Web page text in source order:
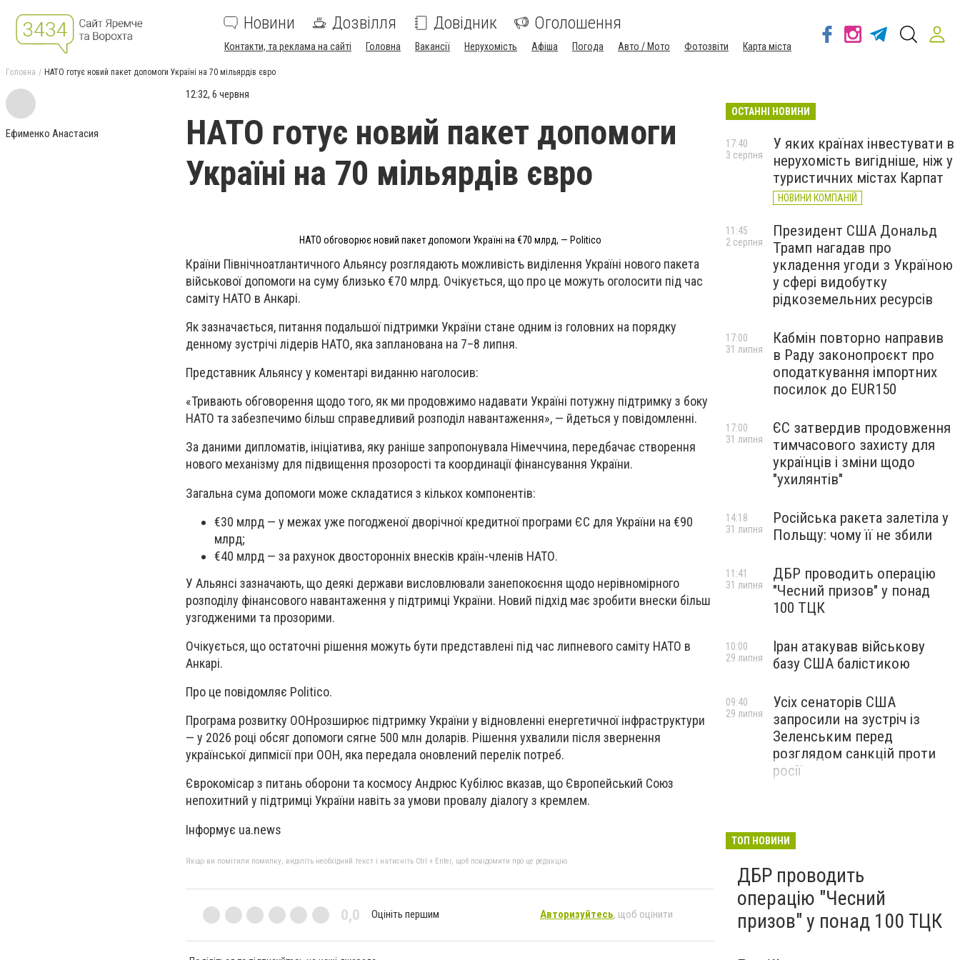
Новини Дозвілля Довідник Оголошення
Контакти, та реклама на сайті Головна Вакансії Нерухомість Афіша Погода Авто / Мото Фотозвіти Карта міста
Головна НАТО готує новий пакет допомоги Україні на 70 мільярдів євро
Ефименко Анастасия
12:32, 6 червня
НАТО готує новий пакет допомоги
Україні на 70 мільярдів євро
НАТО обговорює новий пакет допомоги Україні на €70 млрд, — Politico
Країни Північноатлантичного Альянсу розглядають можливість виділення Україні нового пакета
військової допомоги на суму близько €70 млрд. Очікується, що про це можуть оголосити під час
саміту НАТО в Анкарі.
Як зазначається, питання подальшої підтримки України стане одним із головних на порядку
денному зустрічі лідерів НАТО, яка запланована на 7–8 липня.
Представник Альянсу у коментарі виданню наголосив:
«Тривають обговорення щодо того, як ми продовжимо надавати Україні потужну підтримку з боку
НАТО та забезпечимо більш справедливий розподіл навантаження», — йдеться у повідомленні.
За даними дипломатів, ініціатива, яку раніше запропонувала Німеччина, передбачає створення
нового механізму для підвищення прозорості та координації фінансування України.
Загальна сума допомоги може складатися з кількох компонентів:
€30 млрд — у межах уже погодженої дворічної кредитної програми ЄС для України на €90
млрд;
€40 млрд — за рахунок двосторонніх внесків країн-членів НАТО.
У Альянсі зазначають, що деякі держави висловлювали занепокоєння щодо нерівномірного
розподілу фінансового навантаження у підтримці України. Новий підхід має зробити внески більш
узгодженими та прозорими.
Очікується, що остаточні рішення можуть бути представлені під час липневого саміту НАТО в
Анкарі.
Про це повідомляє Politico.
Програма розвитку ООНрозширює підтримку України у відновленні енергетичної інфраструктури
— у 2026 році обсяг допомоги сягне 500 млн доларів. Рішення ухвалили після звернення
української дипмісії при ООН, яка передала оновлений перелік потреб.
Єврокомісар з питань оборони та космосу Андрюс Кубілюс вказав, що Європейський Союз
непохитний у підтримці України навіть за умови провалу діалогу з кремлем.
Інформує ua.news
Якщо ви помітили помилку, виділіть необхідний текст і натисніть Ctrl + Enter, щоб повідомити про це редакцію
0,0 Оцініть першим Авторизуйтесь, щоб оцінити
ОСТАННІ НОВИНИ
У яких країнах інвестувати в
нерухомість вигідніше, ніж у
туристичних містах Карпат
НОВИНИ КОМПАНІЙ
17:40
3 серпня
Президент США Дональд
Трамп нагадав про
укладення угоди з Україною
у сфері видобутку
рідкоземельних ресурсів
11:45
2 серпня
Кабмін повторно направив
в Раду законопроєкт про
оподаткування імпортних
посилок до EUR150
17:00
31 липня
ЄС затвердив продовження
тимчасового захисту для
українців і зміни щодо
"ухилянтів"
17:00
31 липня
Російська ракета залетіла у
Польщу: чому її не збили
14:18
31 липня
ДБР проводить операцію
"Чесний призов" у понад
100 ТЦК
11:41
31 липня
Іран атакував військову
базу США балістикою
10:00
29 липня
Усіх сенаторів США
запросили на зустріч із
Зеленським перед
розглядом санкцій проти
росії
09:40
29 липня
ТОП НОВИНИ
ДБР проводить
операцію "Чесний
призов" у понад 100 ТЦК